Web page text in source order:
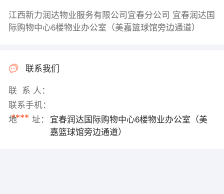
江西新力润达物业服务有限公司宜春分公司 宜春润达国
际购物中心6楼物业办公室（美嘉篮球馆旁边通道）
联系我们
联 系 人：
联系手机：
****
地 址：
宜春润达国际购物中心6楼物业办公室（美
嘉篮球馆旁边通道）